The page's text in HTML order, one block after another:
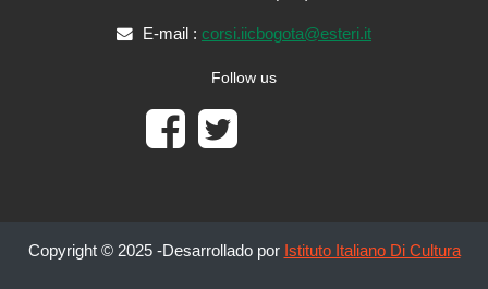
E-mail : corsi.iicbogota@esteri.it
Follow us
Copyright © 2025 -Desarrollado por Istituto Italiano Di Cultura